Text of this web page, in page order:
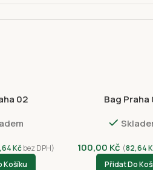
52, Praha 1, 110 00
02
Kčbez DPH)
Košíku
Bag Praha
100,00 Kč (82,64
Přidat Do